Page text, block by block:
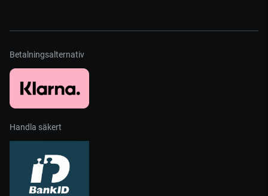
Betalningsalternativ
Handla säkert